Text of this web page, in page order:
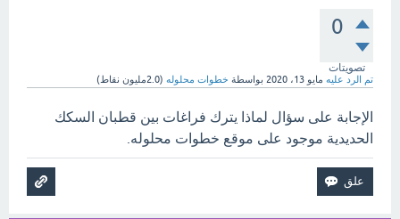
0
تصويتات
تم الرد عليه مايو 13، 2020 بواسطة خطوات محلوله (2.0مليون نقاط)
الإجابة على سؤال لماذا يترك فراغات بين قطبان السكك
الحديدية موجود على موقع خطوات محلوله.